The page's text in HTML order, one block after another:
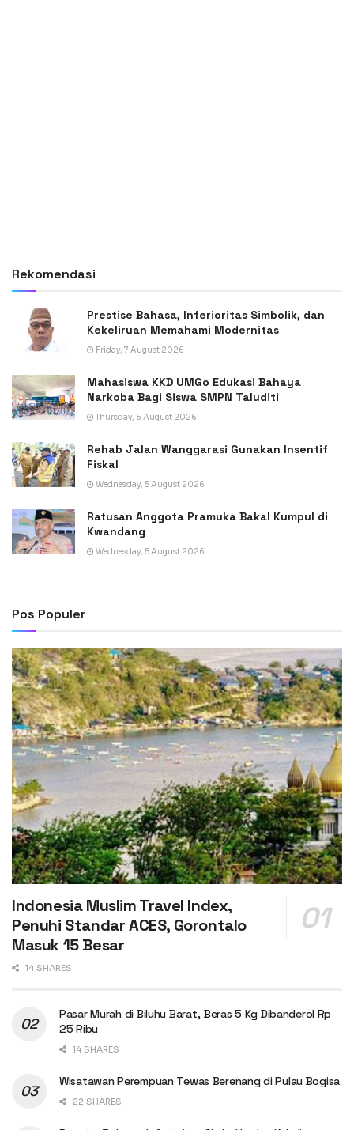
Rekomendasi
Prestise Bahasa, Inferioritas Simbolik, dan
Kekeliruan Memahami Modernitas
Friday, 7 August 2026
Mahasiswa KKD UMGo Edukasi Bahaya
Narkoba Bagi Siswa SMPN Taluditi
Thursday, 6 August 2026
Rehab Jalan Wanggarasi Gunakan Insentif
Fiskal
Wednesday, 5 August 2026
Ratusan Anggota Pramuka Bakal Kumpul di
Kwandang
Wednesday, 5 August 2026
Pos Populer
Indonesia Muslim Travel Index,
Penuhi Standar ACES, Gorontalo
Masuk 15 Besar
14 SHARES
Pasar Murah di Biluhu Barat, Beras 5 Kg Dibanderol Rp
25 Ribu
14 SHARES
Wisatawan Perempuan Tewas Berenang di Pulau Bogisa
22 SHARES